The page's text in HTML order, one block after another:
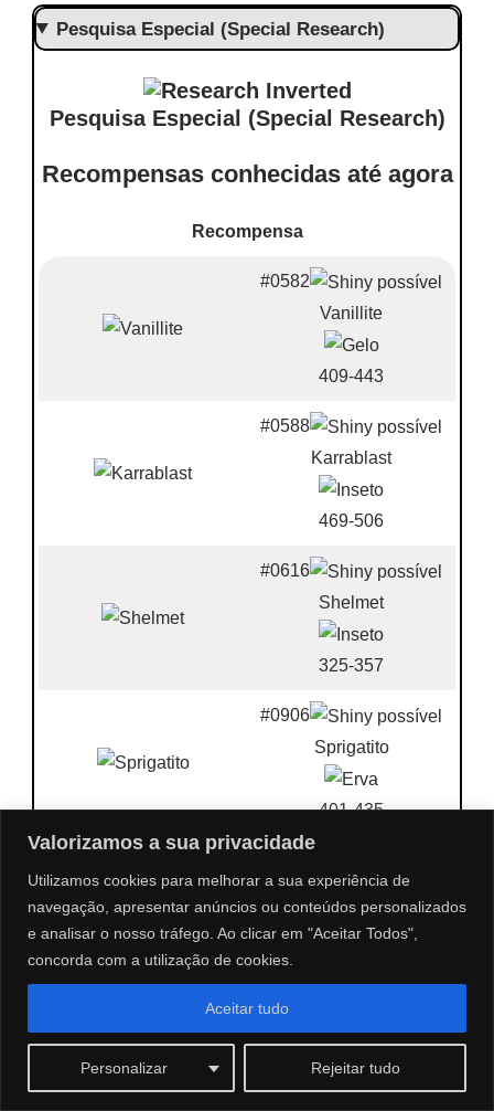
Valorizamos a sua privacidade
Utilizamos cookies para melhorar a sua experiência de
navegação, apresentar anúncios ou conteúdos personalizados
e analisar o nosso tráfego. Ao clicar em "Aceitar Todos",
concorda com a utilização de cookies.
Personalizar Rejeitar tudo
Aceitar tudo
Pesquisa Especial (Special Research)
Pesquisa Especial (Special Research)
Recompensas conhecidas até agora
Recompensa
#0582
Vanillite
409-443
#0588
Karrablast
469-506
#0616
Shelmet
325-357
#0906
Sprigatito
401-435
Fuecoco
#0921
Pawmi